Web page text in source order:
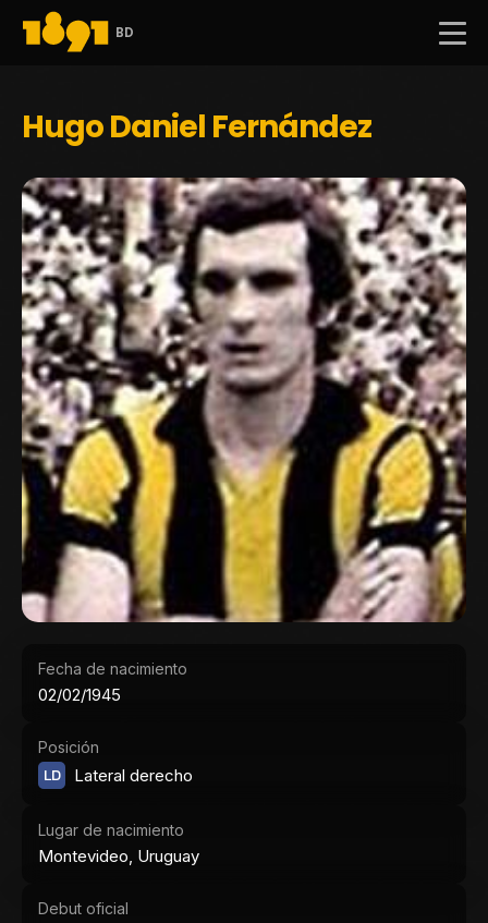
BD
Hugo Daniel Fernández
Fecha de nacimiento
02/02/1945
Posición
LD Lateral derecho
Lugar de nacimiento
Montevideo, Uruguay
Debut oficial